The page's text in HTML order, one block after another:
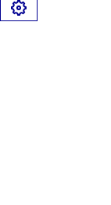
Gérer les cookies